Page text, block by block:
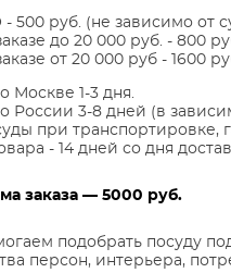
500 руб. (не зависимо от
до 20 000 руб. - 800
от 20 000 руб - 1600
Москве 1-3 дня.
России 3-8 дней (в
при транспортировке,
- 14 дней со дня
заказа — 5000 руб.
подобрать посуду
персон, интерьера,